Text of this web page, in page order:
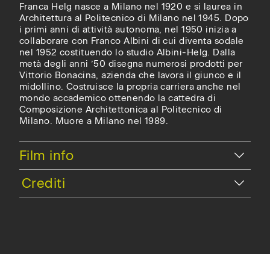
Franca Helg nasce a Milano nel 1920 e si laurea in
Architettura al Politecnico di Milano nel 1945. Dopo
i primi anni di attività autonoma, nel 1950 inizia a
collaborare con Franco Albini di cui diventa sodale
nel 1952 costituendo lo studio Albini-Helg. Dalla
metà degli anni ’50 disegna numerosi prodotti per
Vittorio Bonacina, azienda che lavora il giunco e il
midollino. Costruisce la propria carriera anche nel
mondo accademico ottenendo la cattedra di
Composizione Architettonica al Politecnico di
Milano. Muore a Milano nel 1989.
Nascondi
Film info